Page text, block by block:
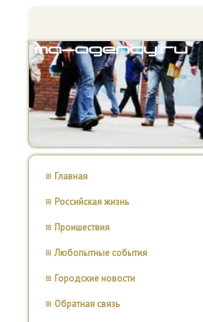
Главная
Российская жизнь
Проишествия
Любопытные события
Городские новости
Обратная связь